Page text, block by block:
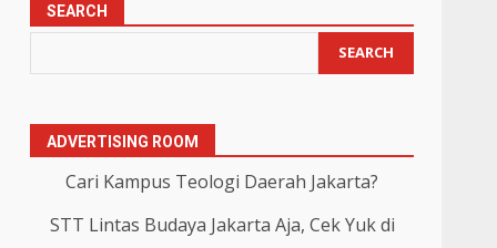
SEARCH
SEARCH
ADVERTISING ROOM
Cari Kampus Teologi Daerah Jakarta?
STT Lintas Budaya Jakarta Aja, Cek Yuk di